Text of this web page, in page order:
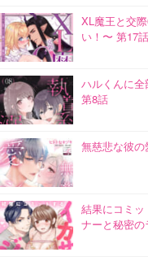
XL魔王と交
い！〜 第17話
ハルくんに
第8話
無慈悲な彼
結果にコミ
ナーと秘密